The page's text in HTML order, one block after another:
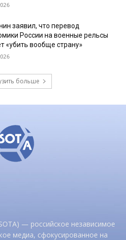
заявил, что перевод
России на военные рельсы
«убить вообще страну»
больше
— российское независимое
медиа, сфокусированное на